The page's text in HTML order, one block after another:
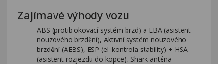
Zajímavé výhody vozu
ABS (protiblokovací systém brzd) a EBA (asistent
nouzového brzdění), Aktivní systém nouzového
brzdění (AEBS), ESP (el. kontrola stability) + HSA
(asistent rozjezdu do kopce), Shark anténa